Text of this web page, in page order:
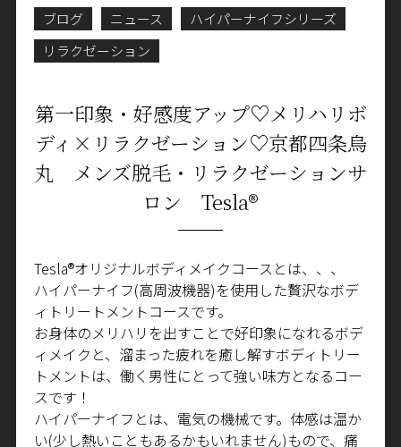
ブログ ニュース
ハイパーナイフシリーズ
リラクゼーション
第一印象・好感度アップ♡メリハリボ
ディ×リラクゼーション♡京都四条烏
丸 メンズ脱毛・リラクゼーションサ
ロン Tesla®
Tesla®オリジナルボディメイクコースとは、、、
ハイパーナイフ(高周波機器)を使用した贅沢なボデ
ィトリートメントコースです。
お身体のメリハリを出すことで好印象になれるボデ
ィメイクと、溜まった疲れを癒し解すボディトリー
トメントは、働く男性にとって強い味方となるコー
スです！
ハイパーナイフとは、電気の機械です。体感は温か
い(少し熱いこともあるかもいれません)もので、痛